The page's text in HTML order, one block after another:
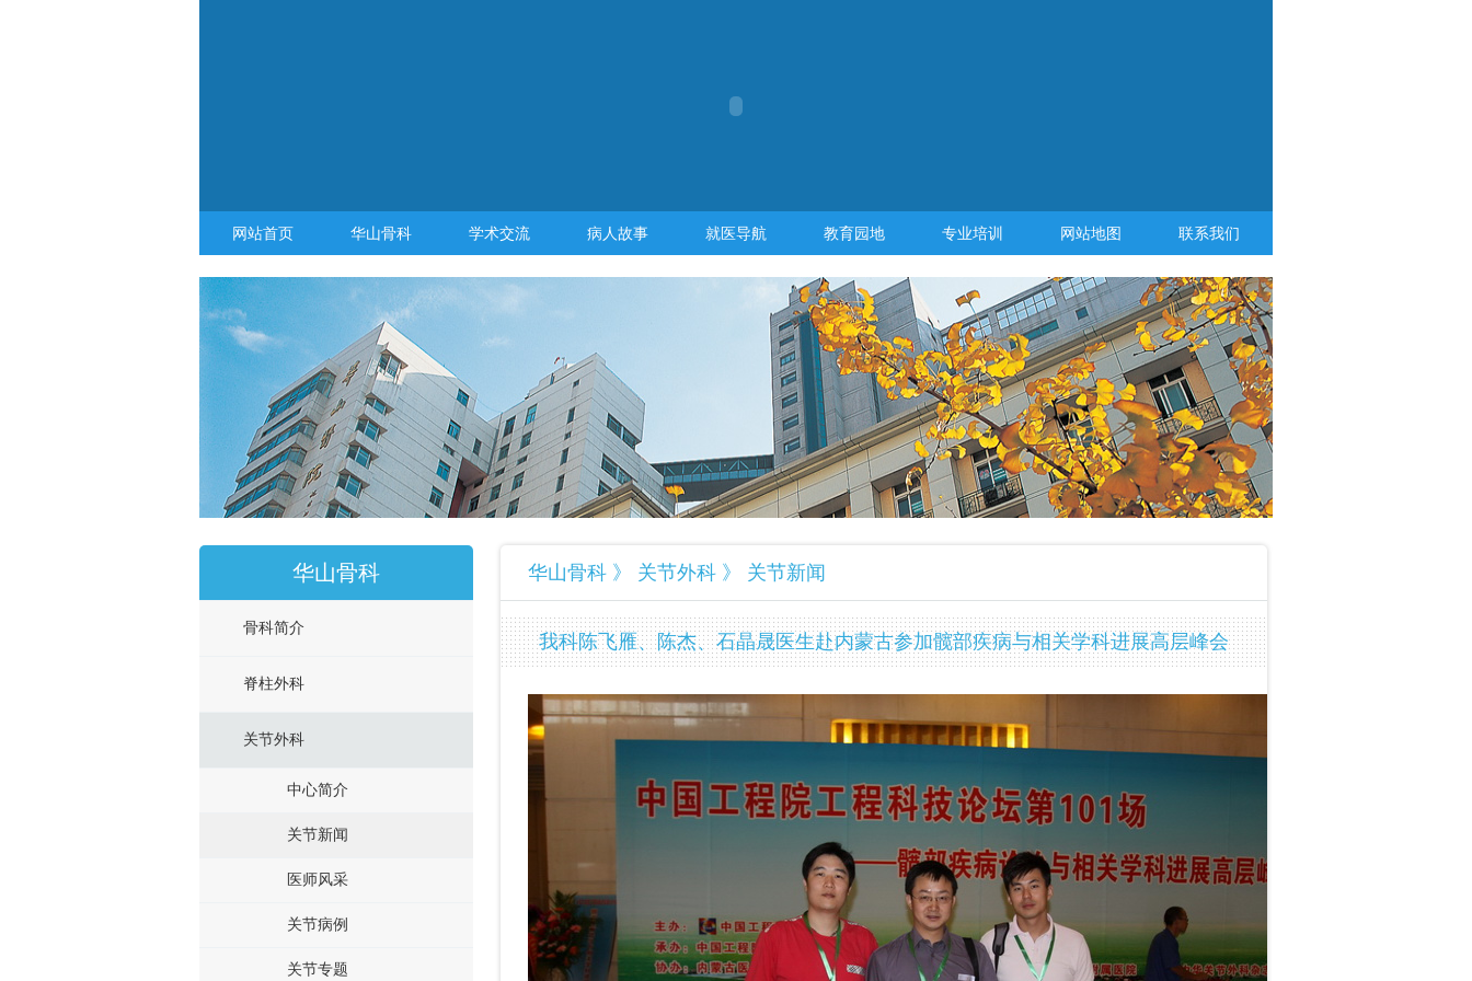
网站首页 华山骨科 学术交流 病人故事 就医导航 教育园地 专业培训 网站地图 联系我们
华山骨科
骨科简介
脊柱外科
关节外科
中心简介
关节新闻
医师风采
关节病例
关节专题
华山骨科 》 关节外科 》 关节新闻
我科陈飞雁、陈杰、石晶晟医生赴内蒙古参加髋部疾病与相关学科进展高层峰会